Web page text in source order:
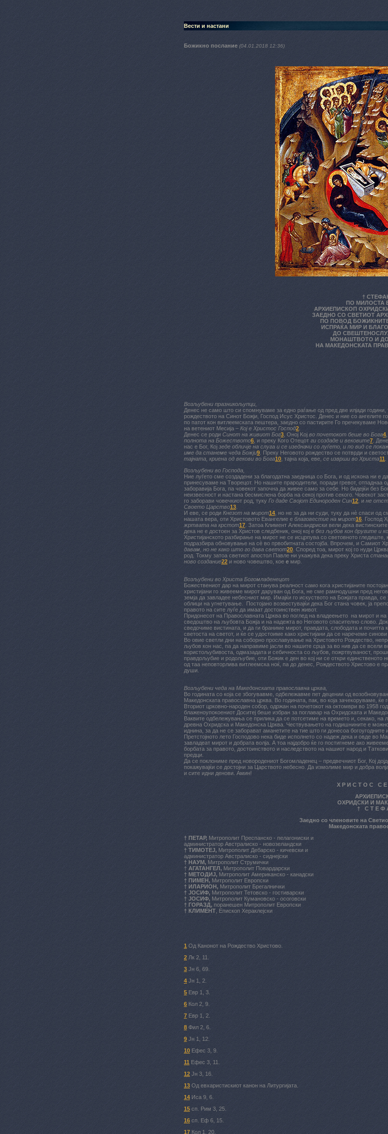
Вести и настани
Божикно послание (04.01.2018 12:36)
†
ПО МИЛОСТА
АРХИЕПИСКОП
ЗАЕДНО СО СВЕТИОТ
ПО ПОВОД
ИСПРАЌА МИР И
ДО
МОНАШТВОТО И
НА МАКЕДОНСКАТА
Возљубени празникољупци,
Денес не само што си спомнуваме за едно раѓање од пред две илјади
рождеството на Синот Божји, Господ Исус Христос. Денес и ние со ангелите
по патот кон витлеемската пештера, заедно со пастирите Го пречекуваме
на ветениот Месија – Кој е Христос Господ2
Денес се роди Синот на живиот Бог3 , Оној Kој во почетокот беше во Бога4
полнота на Божеството6 , и преку Кого Отецот ги создаде и вековите7 .
нас е Бог, Кој зеде обличје на слуга и се изедначи со луѓето, и по вид се
име да станеме чеда Божји9 . Преку Неговото рождество се потврди и
тајната, криена од векови во Бога10 , тајна која, еве, се изврши во Христа11
Возљубени во Господа,
Ние луѓето сме создадени за благодатна заедница со Бога, и од искона ни е
принесуваме на Творецот. Но нашите прародители, поради гревот, отпаднаа
заборавија Бога, па човекот започна да живее само за себе. Но бидејќи без
неизвесност и настана бесмислена борба на секој против секого. Човекот
го заборави човечкиот род, туку Го даде Својот Единороден Син12 , и не
Своето Царство13
И еве, се роди Кнезот на мирот14 , но не за да ни суди, туку да нè спаси од
нашата вера, oти Христовото Евангелие е благовестие на мирот16 . Господ
жртвата на крстот17 . Затоа Климент Александриски вели дека
дека не е достоен за Христов следбеник, оној кој е без љубов кон другите и
Христијанското разбирање на мирот не се исцрпува со световното
подразбира обновување на сè во првобитната состојба. Впрочем, и Самиот
давам, но не како што го дава светот20 . Според тоа, мирот кој го нуди
род. Токму затоа светиот апостол Павле ни укажува дека преку Христа
ново создание22 и ново човештво, кое е мир.
Возљубени во Христа Богомладенецот
Божествениот дар на мирот станува реалност само кога христијаните
христијани го живееме мирот даруван од Бога, не сме рамнодушни пред
земја да завладее небесниот мир. Имајќи го искуството на Божјата правда,
облици на угнетување. Постојано возвестувајќи дека Бог стана човек, ја
правото на сите луѓе да имаат достоинствен живот.
Придонесот на Православната Црква во поглед на владеењето на мирот и
сведоштво на љубовта Божја и на надежта во Неговото спасително слово.
сведочиме вистината, и да ги браниме мирот, правдата, слободата и почитта
светоста на светот, и ќе се удостоиме како христијани да се наречеме
Во овие светли дни на соборно прославување на Христовото Рождество,
љубов кон нас, па да направиме јасли во нашите срца за во нив да се всели
користољубивоста, одмазадата и себичноста со љубов, пожртвуваност,
правдољубие и родољубие, оти Божик е ден во кој ни се откри единственото
од таа неповторлива витлеемска ноќ, па до денес, Рождеството Христово е
души.
Возљубени чеда на Македонската православна црква,
Во годината со која се збогувавме, одбележавме пет децении од
Македонската православна црква. Во годината, пак, во која зачекоруваме,
Вториот црковно-народен собор, одржан на почетокот на октомври во 1958
блаженоупокоениот Доситеј беше избран за поглавар на Охридската и
Ваквите одбележувања се прилика да се потсетиме на времето и, секако, на
древна Охридска и Македонска Црква. Чествувањето на годишнините е
иднина, за да не се заборават аманетите на тие што ги донесоа
Претстојното лето Господово нека биде исполнето со надеж дека и овде во
завладеат мирот и добрата волја. А тоа најдобро ќе го постигнеме ако
борбата за правото, достоинството и наследството на нашиот народ и
предци.
Да се поклониме пред новородениот Богомладенец – предвечниот Бог, Кој
покажувајќи се достојни за Царството небесно. Да измолиме мир и добра
и сите идни денови. Амин!
Х Р И С Т О С С
ОХРИДСКИ И
† С Т Е Ф
Заедно со членовите на
Македонската
† ПЕТАР, Митрополит Преспанско - пелагониски и
администратор Австралиско - новозеландски
† ТИМОТЕЈ, Митрополит Дебарско - кичевски и
администратор Австралиско - сиднејски
† НАУМ, Митрополит Струмички
† АГАТАНГЕЛ, Митрополит Повардарски
† МЕТОДИЈ, Митрополит Американско - канадски
† ПИМЕН, Митрополит Европски
† ИЛАРИОН, Митрополит Брегалнички
† ЈОСИФ, Митрополит Тетовско - гостиварски
† ЈОСИФ, Митрополит Кумановско - осоговски
† ГОРАЗД, поранешен Митрополит Европски
† КЛИМЕНТ , Епископ Хераклејски
1 Од Канонот на Рождество Христово.
2 Лк 2, 11.
3 Јн 6, 69.
4 Јн 1, 2.
5 Евр 1, 3.
6 Кол 2, 9.
7 Евр 1, 2.
8 Фил 2, 6.
9 Јн 1, 12.
10 Ефес 3, 9.
11 Ефес 3, 11.
12 Јн 3, 16.
13 Од евхаристискиот канон на Литургијата.
14 Иса 9, 6.
15 сп. Рим 3, 25.
16 сп. Еф 6, 15.
17 Кол 1, 20.